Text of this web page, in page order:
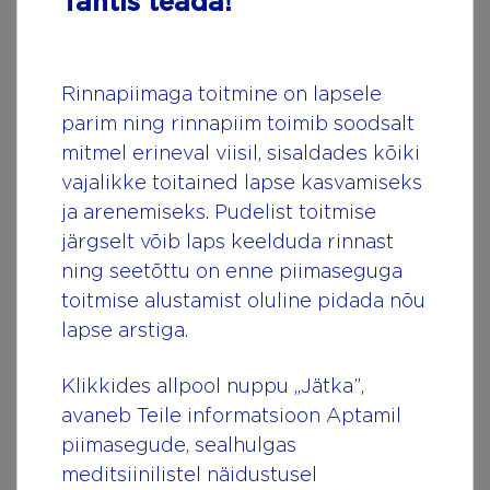
сейчас. Независимо от того, какое у Вас
Бюстгальтеры для кормящих грудью мам и
вкладыши к ним являются лишь немногими
из тех не очень привлекательных вещей,
которые Вам будет необходимо приобрести.
Если Вы не уверены, спрашивайте совета о
том, бюстгальтер какого производителя или
какого вида лучше выбрать.
Позаботьтесь о
безопасности
Защитить своего малыша от всего злого и
Rinnapiimaga toitmine on lapsele
parim ning rinnapiim toimib soodsalt
mitmel erineval viisil, sisaldades kõiki
vajalikke toitained lapse kasvamiseks
ja arenemiseks. Pudelist toitmise
järgselt võib laps keelduda rinnast
ning seetõttu on enne piimaseguga
toitmise alustamist oluline pidada nõu
lapse arstiga.
Klikkides allpool nuppu „Jätka”,
avaneb Teile informatsioon Aptamil
piimasegude, sealhulgas
meditsiinilistel näidustusel